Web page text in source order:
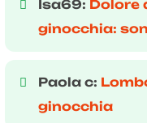
Isa69: Dolore
ginocchia:
Paola c:
ginocchia